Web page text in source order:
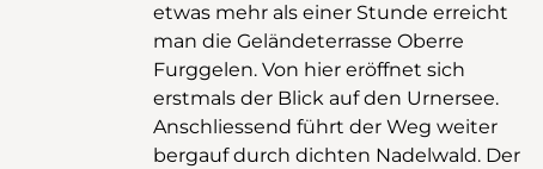
etwas mehr als einer Stunde erreicht
man die Geländeterrasse Oberre
Furggelen. Von hier eröffnet sich
erstmals der Blick auf den Urnersee.
Anschliessend führt der Weg weiter
bergauf durch dichten Nadelwald. Der
Stellen auf. Die Wanderung verlangt
aufgrund der Länge und der
Höhenmeter dennoch eine gute
Grundkondition. Da auf den
Höhenzügen keine Wasserstellen
vorhanden sind, empfiehlt es sich,